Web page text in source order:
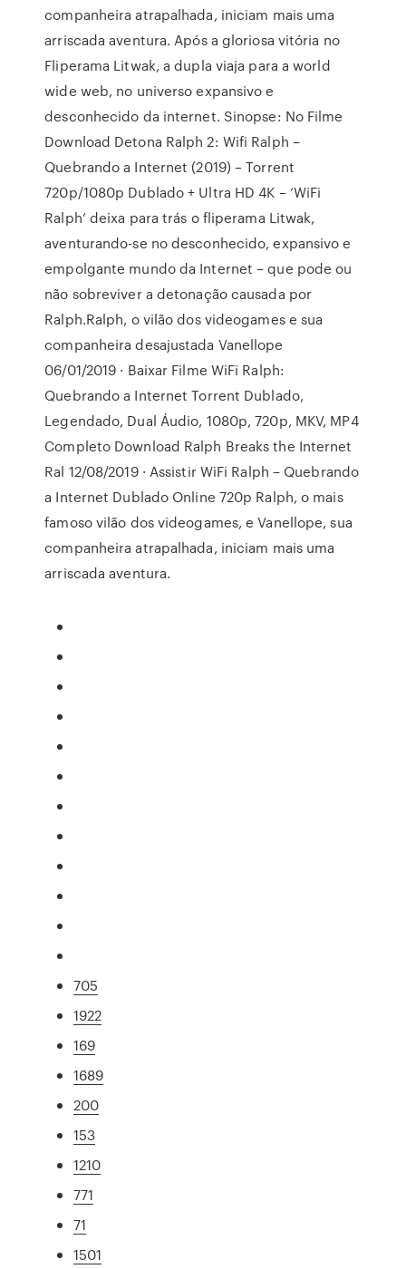
companheira atrapalhada, iniciam mais uma
arriscada aventura. Após a gloriosa vitória no
Fliperama Litwak, a dupla viaja para a world
wide web, no universo expansivo e
desconhecido da internet. Sinopse: No Filme
Download Detona Ralph 2: Wifi Ralph –
Quebrando a Internet (2019) – Torrent
720p/1080p Dublado + Ultra HD 4K – ‘WiFi
Ralph’ deixa para trás o fliperama Litwak,
aventurando-se no desconhecido, expansivo e
empolgante mundo da Internet – que pode ou
não sobreviver a detonação causada por
Ralph.Ralph, o vilão dos videogames e sua
companheira desajustada Vanellope
06/01/2019 · Baixar Filme WiFi Ralph:
Quebrando a Internet Torrent Dublado,
Legendado, Dual Áudio, 1080p, 720p, MKV, MP4
Completo Download Ralph Breaks the Internet
Ral 12/08/2019 · Assistir WiFi Ralph – Quebrando
a Internet Dublado Online 720p Ralph, o mais
famoso vilão dos videogames, e Vanellope, sua
companheira atrapalhada, iniciam mais uma
arriscada aventura.
705
1922
169
1689
200
153
1210
771
71
1501